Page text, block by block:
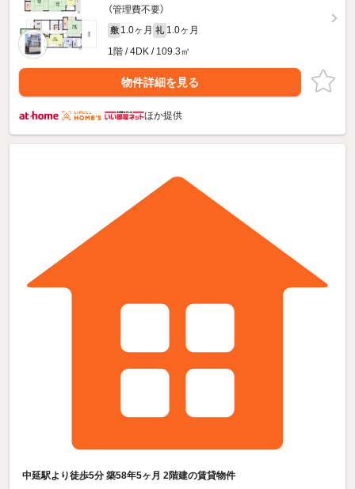
（管理費不要）
敷 1.0ヶ月 礼 1.0ヶ月
1階 / 4DK / 109.3㎡
物件詳細を見る
ほか提供
中延駅より徒歩5分 築58年5ヶ月 2階建の賃貸物件